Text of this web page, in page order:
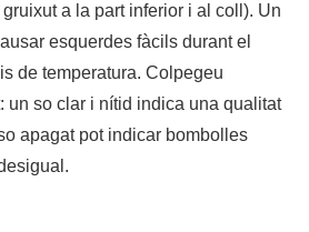
a la part inferior i al coll). Un
esquerdes fàcils durant el
de temperatura. Colpegeu
un so clar i nítid indica una qualitat
apagat pot indicar bombolles